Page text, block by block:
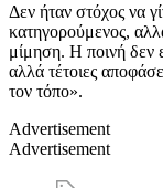
Δεν ήταν στόχος να
κατηγορούμενος,
μίμηση. Η ποινή δεν
αλλά τέτοιες
τον τόπο».
Advertisement
Advertisement